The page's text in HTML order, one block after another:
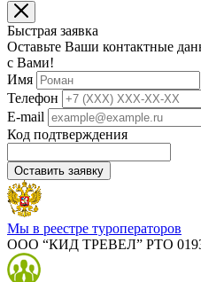
Быстрая заявка
Оставьте Ваши контактные
с Вами!
Имя
Телефон
E-mail
Код подтверждения
Оставить заявку
Мы в реестре туроператоров
ООО “КИД ТРЕВЕЛ” РТО